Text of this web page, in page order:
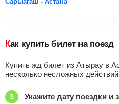
Как купить билет на поезд
Купить жд билет из Атырау в
несколько несложных
Укажите дату поездки и